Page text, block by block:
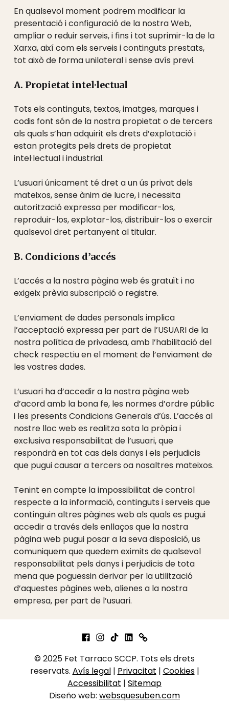
En qualsevol moment podrem modificar la
presentació i configuració de la nostra Web,
ampliar o reduir serveis, i fins i tot suprimir-la de la
Xarxa, així com els serveis i continguts prestats,
tot això de forma unilateral i sense avís previ.
A. Propietat intel·lectual
Tots els continguts, textos, imatges, marques i
codis font són de la nostra propietat o de tercers
als quals s’han adquirit els drets d’explotació i
estan protegits pels drets de propietat
intel·lectual i industrial.
L’usuari únicament té dret a un ús privat dels
mateixos, sense ànim de lucre, i necessita
autorització expressa per modificar-los,
reproduir-los, explotar-los, distribuir-los o exercir
qualsevol dret pertanyent al titular.
B. Condicions d’accés
L’accés a la nostra pàgina web és gratuït i no
exigeix ​​prèvia subscripció o registre.
L’enviament de dades personals implica
l’acceptació expressa per part de l’USUARI de la
nostra política de privadesa, amb l’habilitació del
check respectiu en el moment de l’enviament de
les vostres dades.
L’usuari ha d’accedir a la nostra pàgina web
d’acord amb la bona fe, les normes d’ordre públic
i les presents Condicions Generals d’ús. L’accés al
nostre lloc web es realitza sota la pròpia i
exclusiva responsabilitat de l’usuari, que
respondrà en tot cas dels danys i els perjudicis
que pugui causar a tercers oa nosaltres mateixos.
Tenint en compte la impossibilitat de control
respecte a la informació, continguts i serveis que
continguin altres pàgines web als quals es pugui
accedir a través dels enllaços que la nostra
pàgina web pugui posar a la seva disposició, us
comuniquem que quedem eximits de qualsevol
responsabilitat pels danys i perjudicis de tota
mena que poguessin derivar per la utilització
d’aquestes pàgines web, alienes a la nostra
empresa, per part de l’usuari.
Skip back to main navigation
Facebook
Instagram
Tik tok LinkedInLinktree
© 2025 Fet Tarraco SCCP. Tots els drets
reservats. Avís legal| Privacitat | Cookies|
Accessibilitat | Sitemap
Diseño web: websquesuben.com